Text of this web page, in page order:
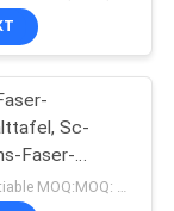
Sc-
Faser-
Price : Negotiable MOQ:MOQ: 50PCS